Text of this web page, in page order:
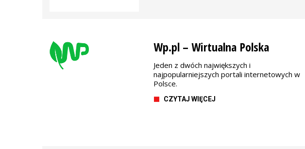
Wp.pl – Wirtualna Polska
Jeden z dwóch największych i
najpopularniejszych portali internetowych w
Polsce.
CZYTAJ WIĘCEJ